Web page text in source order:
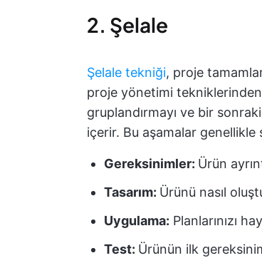
2. Şelale
Şelale tekniği, proje
proje yönetimi
gruplandırmayı ve bir
içerir. Bu aşamalar genellikle
Gereksinimler: Ürün
Tasarım: Ürünü nasıl
Uygulama: Planlarınızı
Test: Ürünün ilk